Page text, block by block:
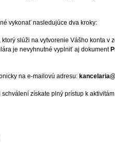
vykonať nasledujúce dva kroky:
slúži na vytvorenie Vášho konta v
je nevyhnutné vyplniť aj dokument
na e-mailovú adresu:
získate plný prístup k